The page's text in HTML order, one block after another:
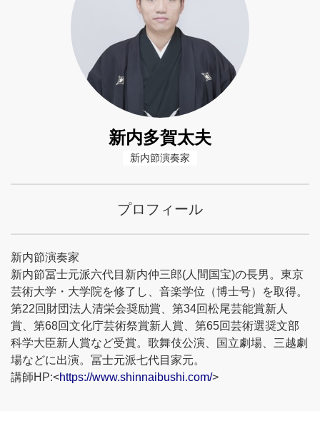
新内多賀太夫
新内節演奏家
プロフィール
新内節演奏家
新内節冨士元派六代目新内仲三郎(人間国宝)の長男。東京
芸術大学・大学院を修了し、音楽学位（博士号）を取得。
第22回財団法人清栄会奨励賞、第34回松尾芸能賞新人
賞、第68回文化庁芸術祭賞新人賞、第65回芸術選奨文部
科学大臣新人賞など受賞。歌舞伎公演、国立劇場、三越劇
場などに出演。冨士元派七代目家元。
講師HP:<https://www.shinnaibushi.com/>